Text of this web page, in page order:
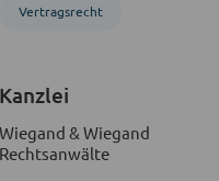
Vertragsrecht
Kanzlei
Wiegand & Wiegand
Rechtsanwälte